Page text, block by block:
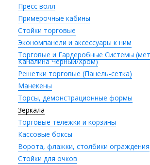
Пресс волл
Примерочные кабины
Стойки торговые
Экономпанели и аксессуары к ним
Торговые и Гардеробные Системы
Каналина Черный/Хром)
Решетки торговые (Панель-сетка)
Манекены
Торсы, демонстрационные формы
Зеркала
Торговые тележки и корзины
Кассовые боксы
Ворота, флажки, столбики ограждения
Стойки для очков